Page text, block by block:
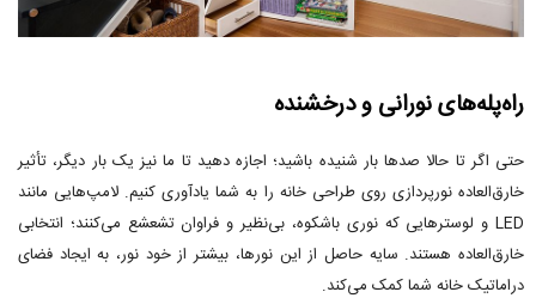
راه‌پله‌های نورانی و درخشنده
حتی اگر تا حالا صدها بار شنیده باشید؛ اجازه دهید تا ما نیز یک بار دیگر، تأثیر
خارق‌العاده نورپردازی روی طراحی خانه را به شما یادآوری کنیم. لامپ‌هایی مانند
LED و لوسترهایی که نوری باشکوه، بی‌نظیر و فراوان تشعشع می‌کنند؛ انتخابی
خارق‌العاده هستند. سایه حاصل از این نورها، بیشتر از خود نور، به ایجاد فضای
دراماتیک خانه شما کمک می‌کند.